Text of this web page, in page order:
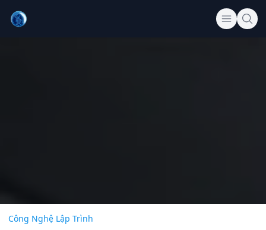
Công Nghệ Lập Trình